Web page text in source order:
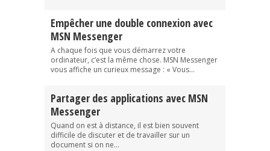
Empêcher une double connexion avec
MSN Messenger
A chaque fois que vous démarrez votre
ordinateur, c’est la même chose. MSN Messenger
vous affiche un curieux message : « Vous...
Partager des applications avec MSN
Messenger
Quand on est à distance, il est bien souvent
difficile de discuter et de travailler sur un
document si on ne...